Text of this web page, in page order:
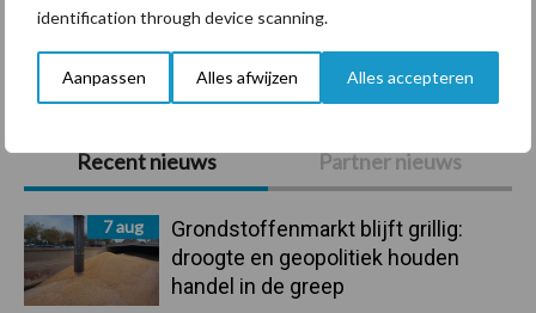
identification through device scanning.
Aanpassen Alles afwijzen Alles accepteren
Primaire
Sidebar
Recent nieuws Partner nieuws
7 aug
Grondstoffenmarkt blijft grillig:
droogte en geopolitiek houden
handel in de greep
Toon meer